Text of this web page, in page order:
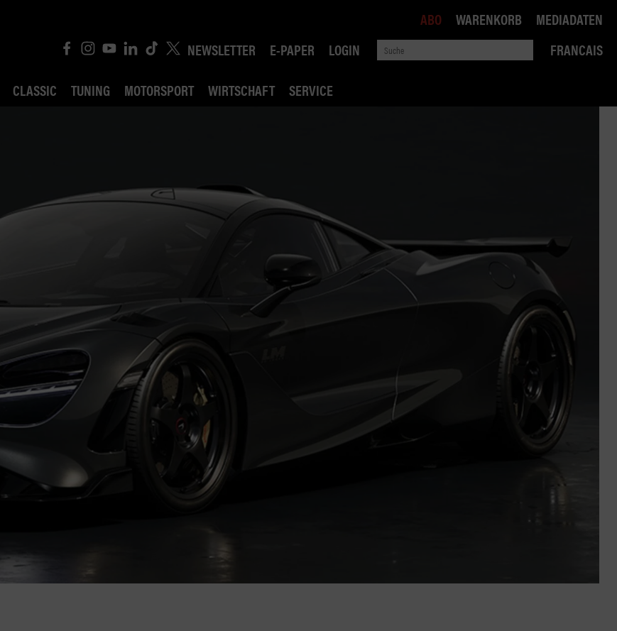
NEWSLETTER E-PAPER LOGIN
FRANCAIS
CLASSIC TUNING MOTORSPORT WIRTSCHAFT SERVICE
ABO WARENKORB MEDIADATEN